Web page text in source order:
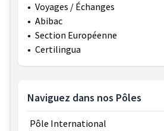
• Voyages / Échanges
• Abibac
• Section Européenne
• Certilingua
Naviguez dans nos Pôles
Pôle International